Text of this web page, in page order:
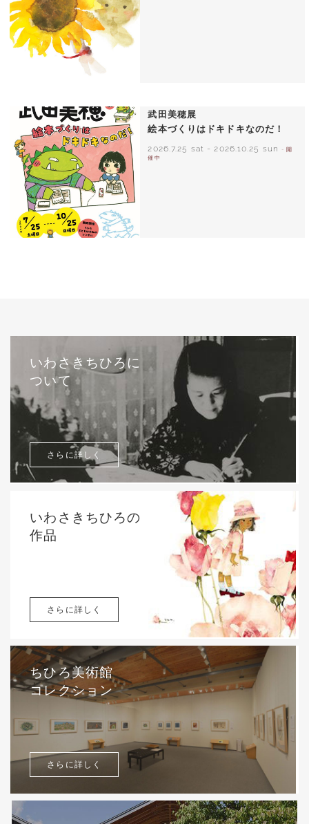
武田美穂展
絵本づくりはドキドキなのだ！
2026.7.25 sat -2026.10.25 sun
- 開
催中
いわさきちひろに
ついて
さらに詳しく
いわさきちひろの
作品
さらに詳しく
ちひろ美術館
コレクション
さらに詳しく